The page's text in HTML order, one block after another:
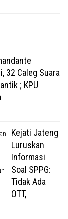
32 Caleg Suara
; KPU
Kejati Jateng
Luruskan
Informasi
Soal SPPG:
Tidak Ada
OTT,